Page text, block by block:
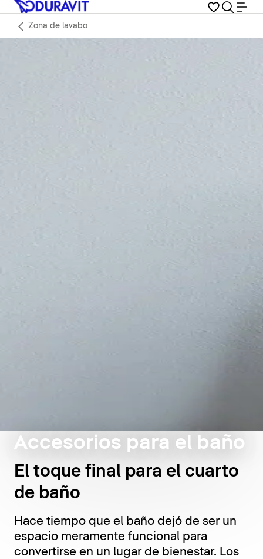
Zona de lavabo
Accesorios para el baño
El toque final para el cuarto
de baño
Hace tiempo que el baño dejó de ser un
espacio meramente funcional para
convertirse en un lugar de bienestar. Los